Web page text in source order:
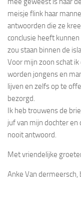
meisje flink haar
antwoorden die ze
conclusie heeft
zou staan binnen de
Voor mijn zoon schat
worden jongens en
lijven en zelfs op te
bezorgd.
Ik heb trouwens de
juf van mijn dochter en
nooit antwoord.
Met vriendelijke
Anke Van